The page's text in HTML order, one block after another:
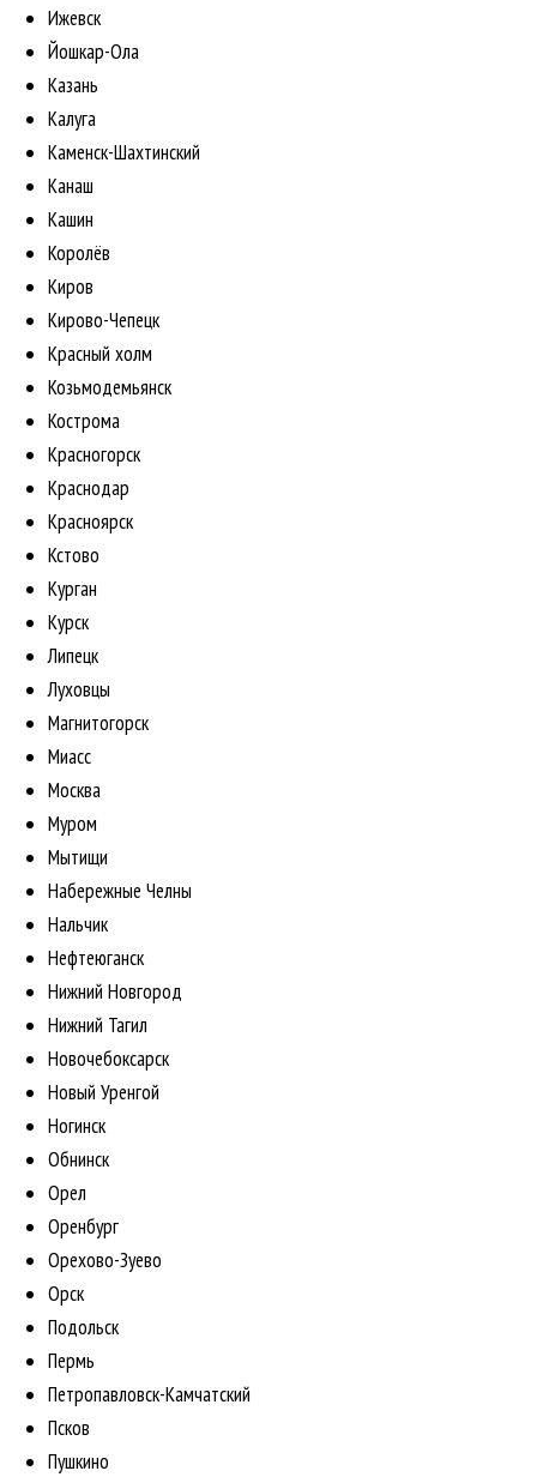
Ижевск
Йошкар-Ола
Казань
Калуга
Каменск-Шахтинский
Канаш
Кашин
Королёв
Киров
Кирово-Чепецк
Красный холм
Козьмодемьянск
Кострома
Красногорск
Краснодар
Красноярск
Кстово
Курган
Курск
Липецк
Луховцы
Магнитогорск
Миасс
Москва
Муром
Мытищи
Набережные Челны
Нальчик
Нефтеюганск
Нижний Новгород
Нижний Тагил
Новочебоксарск
Новый Уренгой
Ногинск
Обнинск
Орел
Оренбург
Орехово-Зуево
Орск
Подольск
Пермь
Петропавловск-Камчатский
Псков
Пушкино